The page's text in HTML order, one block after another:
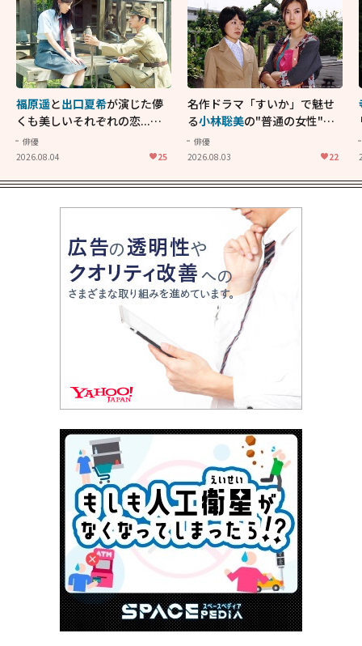
福原遥と出口夏希が演じた儚
くも美しいそれぞれの恋...生
きることの尊さを教えてくれ
た映画「あの花が咲く丘で、
俳優
2026.08.04
25
名作ドラマ「すいか」で魅せ
る小林聡美の"普通の女性"が
大人に刺さる...映画「かもめ
食堂」にも通じる静かな芝居
俳優
2026.08.03
22